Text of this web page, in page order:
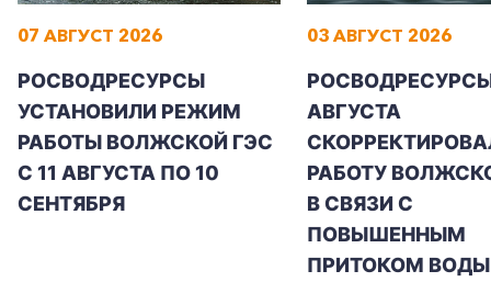
07 АВГУСТ 2026
РОСВОДРЕСУРСЫ
УСТАНОВИЛИ РЕЖИМ
РАБОТЫ ВОЛЖСКОЙ ГЭС
С 11 АВГУСТА ПО 10
СЕНТЯБРЯ
03 АВГУСТ 2026
АВГУСТА
РАБОТУ
В СВЯЗИ С
ПОВЫШЕННЫМ
ПРИТОКОМ ВОДЫ